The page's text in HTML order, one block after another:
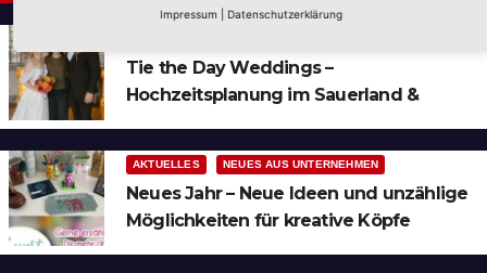
Tie the Day Weddings –
Hochzeitsplanung im Sauerland &
AKTUELLES NEUES AUS UNTERNEHMEN
Neues Jahr – Neue Ideen und unzählige
Möglichkeiten für kreative Köpfe
Impressum Datenschutzerklärung